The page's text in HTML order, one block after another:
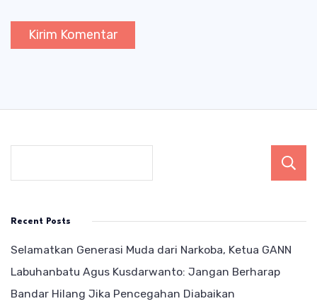
Recent Posts
Selamatkan Generasi Muda dari Narkoba, Ketua GANN
Labuhanbatu Agus Kusdarwanto: Jangan Berharap
Bandar Hilang Jika Pencegahan Diabaikan